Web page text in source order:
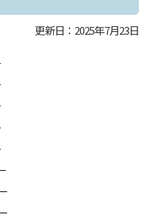
更新日：2025年7月23日